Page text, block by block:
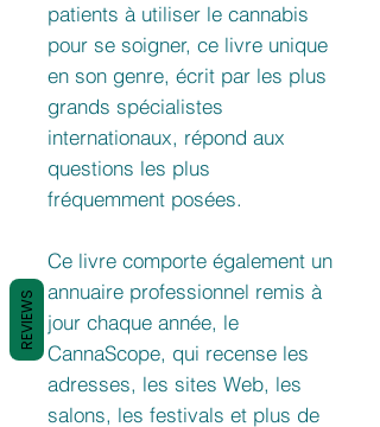
patients à utiliser le cannabis
pour se soigner, ce livre unique
en son genre, écrit par les plus
grands spécialistes
internationaux, répond aux
questions les plus
fréquemment posées.
Ce livre comporte également un
annuaire professionnel remis à
jour chaque année, le
CannaScope, qui recense les
adresses, les sites Web, les
salons, les festivals et plus de
REVIEWS